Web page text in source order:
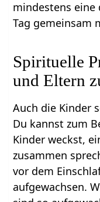
mindestens
Tag gemeinsam
Spirituelle
und Eltern
Auch die Kinder
Du kannst zum
Kinder weckst,
zusammen
vor dem
aufgewachsen.